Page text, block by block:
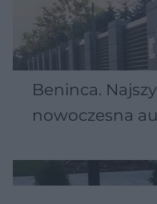
Beninca.
nowoczesna